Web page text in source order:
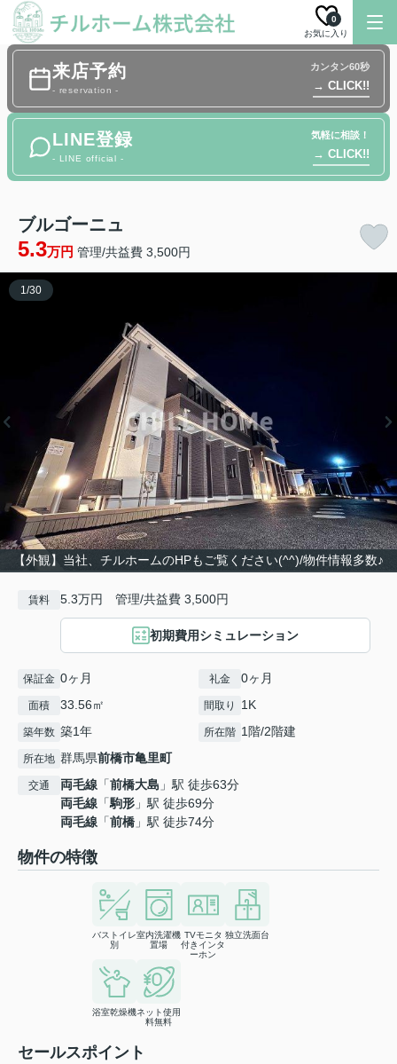
お気に入り
0
来店予約
- reservation -
カンタン60秒
→ CLICK!!
LINE登録
- LINE official -
気軽に相談！
→ CLICK!!
ブルゴーニュ
5.3万円 管理/共益費 3,500円
【外観】当社、チルホームのHPもご覧ください(^^)/物件情報多数♪
1/30
賃料 5.3万円 管理/共益費 3,500円
初期費用シミュレーション
保証金 0ヶ月 礼金 0ヶ月
面積 33.56㎡ 間取り 1K
築年数 築1年 所在階 1階/2階建
所在地 群馬県前橋市亀里町
交通 両毛線 「前橋大島 」駅 徒歩63分
両毛線 「駒形 」駅 徒歩69分
両毛線 「前橋 」駅 徒歩74分
物件の特徴
バストイレ
別
室内洗濯機
置場
TVモニタ
付きインタ
ーホン
独立洗面台
浴室乾燥機ネット使用
料無料
セールスポイント